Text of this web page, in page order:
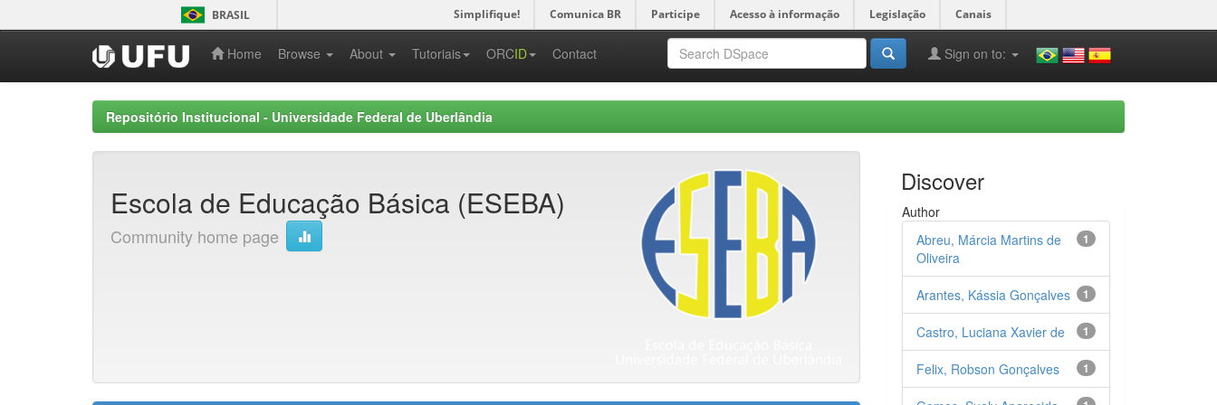
navigation
BRASIL Simplifique! Comunica BR Participe Acesso à informação Legislação Canais
Home Browse About Tutoriais ORCID Contact Sign on to:
Repositório Institucional - Universidade Federal de Uberlândia
Escola de Educação Básica (ESEBA)
Community home page
Discover
Author
1
Abreu, Márcia Martins de
Oliveira
1
Arantes, Kássia Gonçalves
1
Castro, Luciana Xavier de
1
Felix, Robson Gonçalves